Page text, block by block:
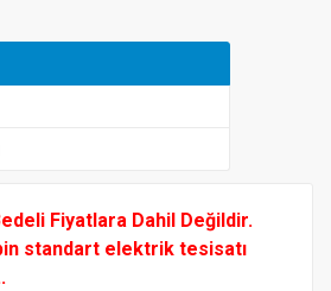
Fiyatlara Dahil Değildir.
standart elektrik tesisatı